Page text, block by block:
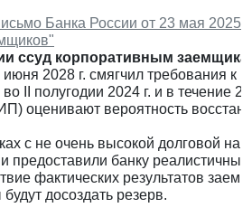
Банка России от 23 мая 2025
ссуд корпоративным
2028 г. смягчил требования к
II полугодии 2024 г. и в течение
оценивают вероятность
с не очень высокой долговой
предоставили банку
фактических результатов
досоздать резерв.